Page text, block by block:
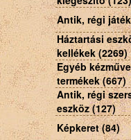
Antik, régi
Háztartási
kellékek (2269)
Egyéb
termékek (667)
Antik, régi
eszköz (127)
Képkeret (84)